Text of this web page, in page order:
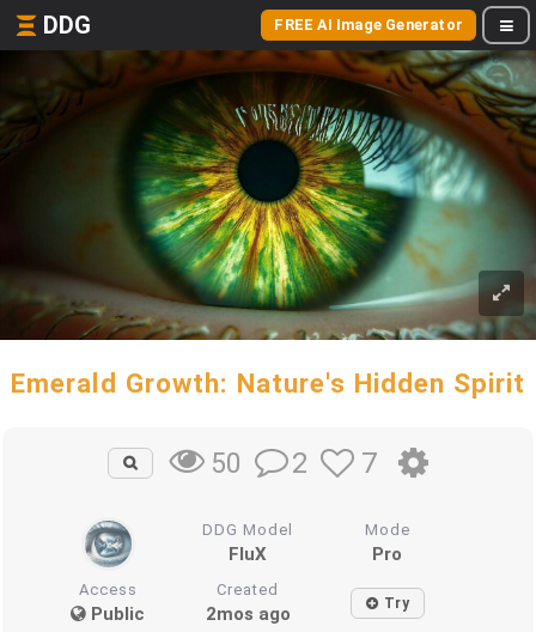
DDG FREE AI Image Generator
Emerald Growth: Nature's Hidden Spirit
50 2 7
DDG Model
FluX
Mode
Pro
Access
Public
Created
2mos ago Try